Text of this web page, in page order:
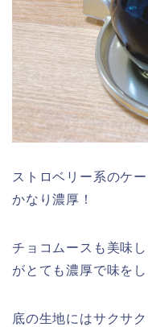
ストロベリー系のケ
かなり濃厚！
チョコムースも美味
がとても濃厚で味を
底の生地にはサクサ